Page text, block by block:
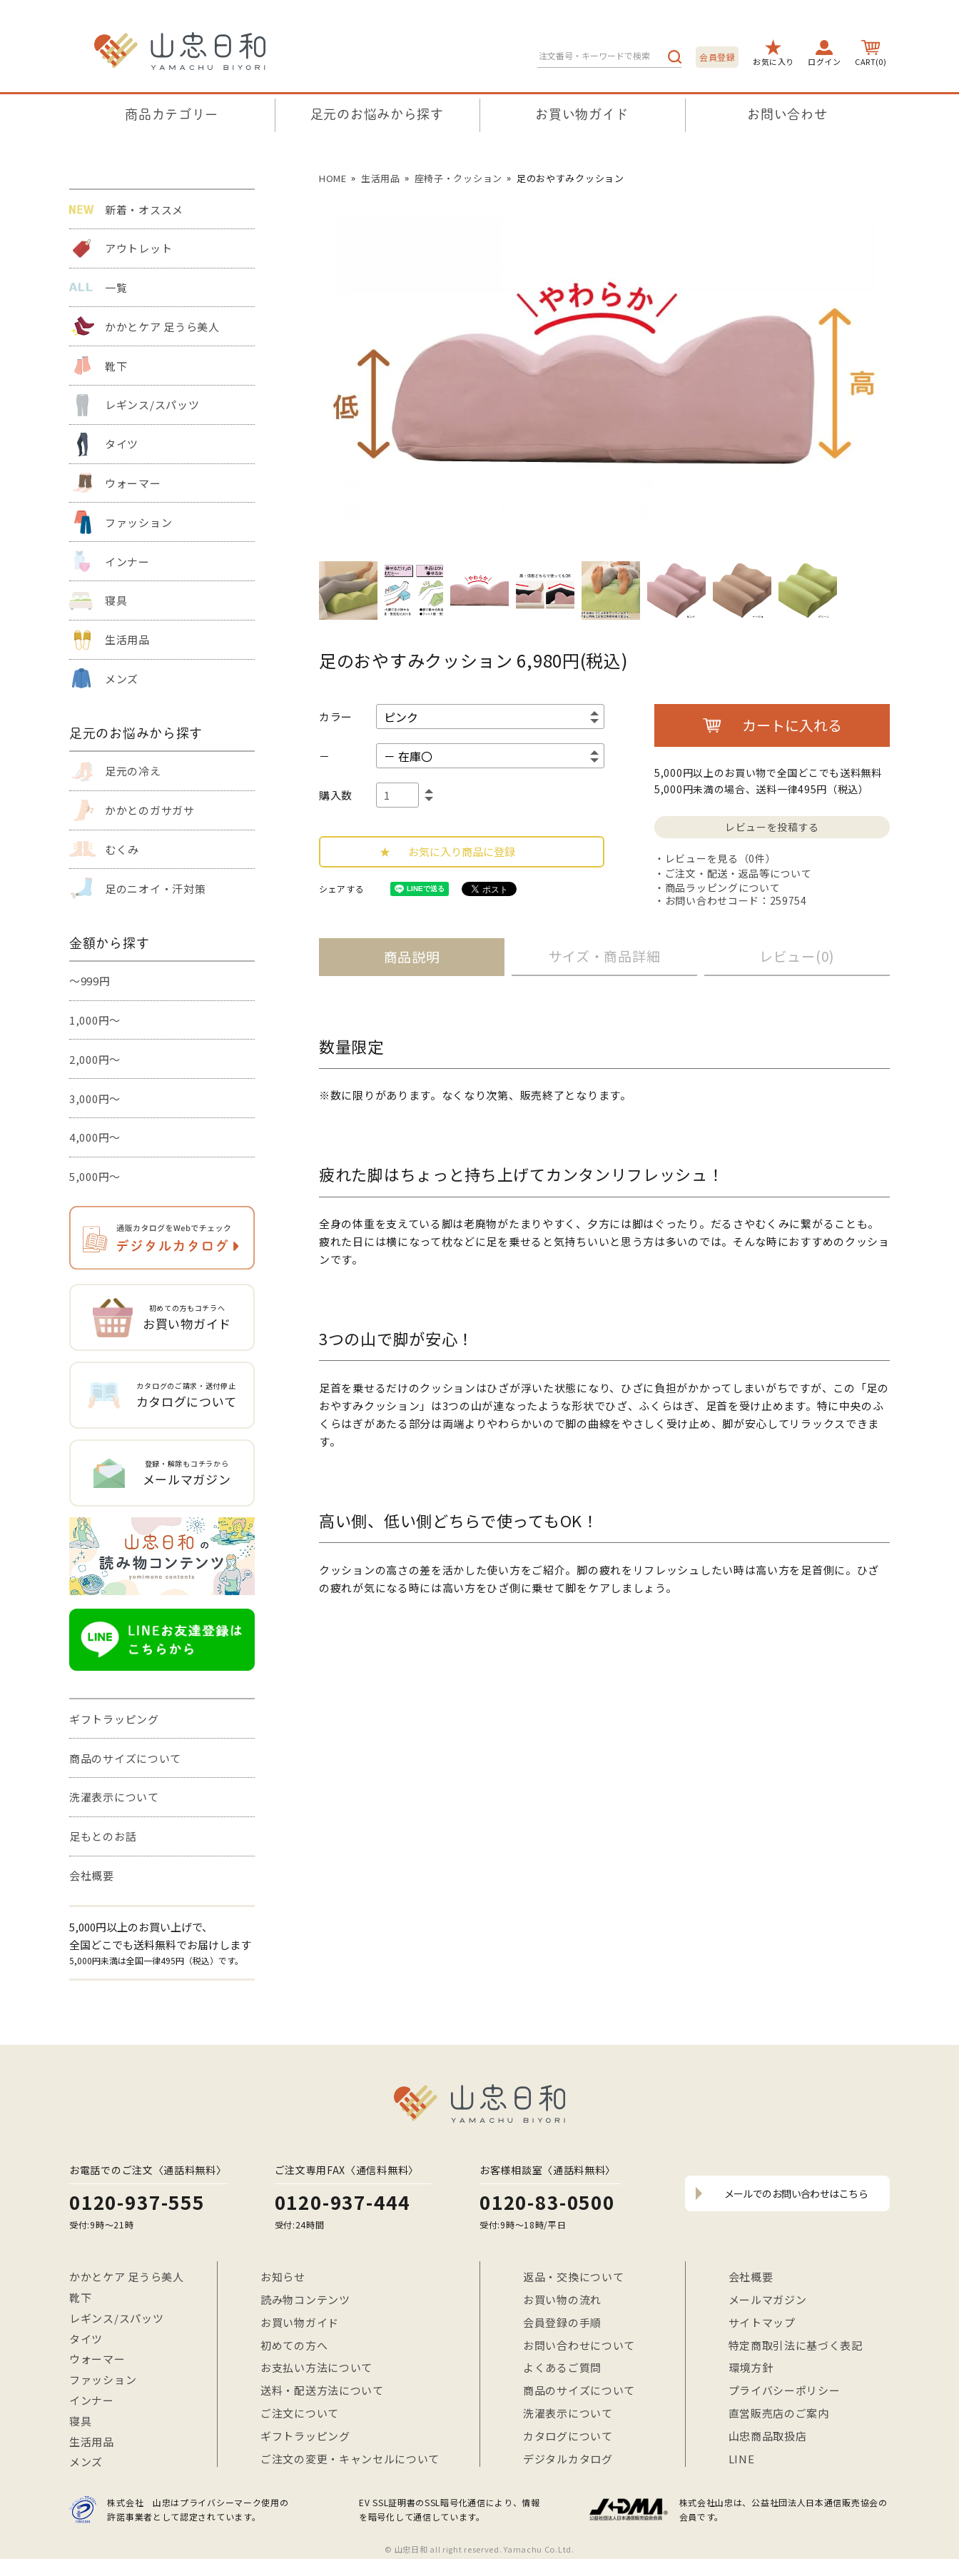
会員登録 お気に入り ログイン CART(0)
商品カテゴリー 足元のお悩みから探す お買い物ガイド お問い合わせ
新着・オススメ
アウトレット
一覧
かかとケア 足うら美人
靴下
レギンス/スパッツ
タイツ
ウォーマー
ファッション
インナー
寝具
生活用品
メンズ
足元のお悩みから探す
足元の冷え
かかとのガサガサ
むくみ
足のニオイ・ 汗対策
金額から探す
～999円
1,000円～
2,000円～
3,000円～
4,000円～
5,000円～
初めての方もコチラへ
お買い物ガイド
カタログのご請求・送付停止
カタログについて
登録・解除もコチラから
メールマガジン
ギフトラッピング
商品のサイズについて
洗濯表示について
足もとのお話
会社概要
5,000円以上のお買い上げで、
全国どこでも送料無料でお届けします
5,000円未満は全国一律495円（税込）です。
HOME 生活用品 座椅子・クッション 足のおやすみクッション
足のおやすみクッション 6,980円(税込)
カラー
－
購入数
お気に入り商品に登録
シェアする
カートに入れる
5,000円以上のお買い物で全国どこでも送料無料
5,000円未満の場合、送料一律495円（税込）
レビューを投稿する
レビューを見る（0件）
ご注文・配送・返品等について
商品ラッピングについて
・お問い合わせコード：259754
商品説明 サイズ・ 商品詳細 レビュー(0)
数量限定
※数に限りがあります。なくなり次第、販売終了となります。
疲れた脚はちょっと持ち上げてカンタンリフレッシュ！
全身の体重を支えている脚は老廃物がたまりやすく、夕方には脚はぐったり。だるさやむくみに繋がることも。
疲れた日には横になって枕などに足を乗せると気持ちいいと思う方は多いのでは。そんな時におすすめのクッショ
ンです。
3つの山で脚が安心！
足首を乗せるだけのクッションはひざが浮いた状態になり、ひざに負担がかかってしまいがちですが、この「足の
おやすみクッション」は3つの山が連なったような形状でひざ、ふくらはぎ、足首を受け止めます。特に中央のふ
くらはぎがあたる部分は両端よりやわらかいので脚の曲線をやさしく受け止め、脚が安心してリラックスできま
す。
高い側、低い側どちらで使ってもOK！
クッションの高さの差を活かした使い方をご紹介。脚の疲れをリフレッシュしたい時は高い方を足首側に。ひざ
の疲れが気になる時には高い方をひざ側に乗せて脚をケアしましょう。
お電話でのご注文〈通話料無料〉
0120-937-555
受付:9時〜21時
ご注文専用FAX〈通信料無料〉
0120-937-444
受付:24時間
お客様相談室〈通話料無料〉
0120-83-0500
受付:9時〜18時/平日
メールでのお問い合わせはこちら
かかとケア 足うら美人
靴下
レギンス/スパッツ
タイツ
ウォーマー
ファッション
インナー
寝具
生活用品
メンズ
お知らせ
読み物コンテンツ
お買い物ガイド
初めての方へ
お支払い方法について
送料・配送方法について
ご注文について
ギフトラッピング
ご注文の変更・キャンセルについて
返品・交換について
お買い物の流れ
会員登録の手順
お問い合わせについて
よくあるご質問
商品のサイズについて
洗濯表示について
カタログについて
デジタルカタログ
会社概要
メールマガジン
サイトマップ
特定商取引法に基づく表記
環境方針
プライバシーポリシー
直営販売店のご案内
山忠商品取扱店
LINE
株式会社 山忠はプライバシーマーク使用の
許諾事業者として認定されています。
EV SSL証明書のSSL暗号化通信により、情報
を暗号化して通信しています。
株式会社山忠は、公益社団法人日本通信販売協会の
会員です。
© 山忠日和 all right reserved. Yamachu Co.Ltd.